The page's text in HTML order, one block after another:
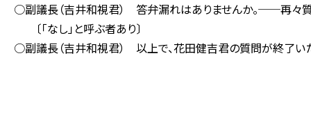
○副議長（吉井和視君） 答弁漏れはありませんか。──再々質
〔「なし」と呼ぶ者あり〕
○副議長（吉井和視君） 以上で、花田健吉君の質問が終了い